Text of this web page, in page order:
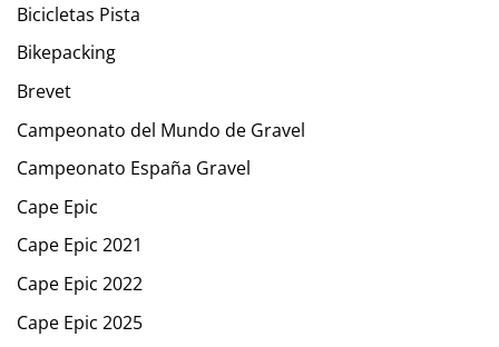
Bicicletas Pista
Bikepacking
Brevet
Campeonato del Mundo de Gravel
Campeonato España Gravel
Cape Epic
Cape Epic 2021
Cape Epic 2022
Cape Epic 2025